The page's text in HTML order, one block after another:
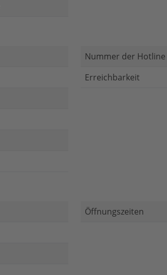
Nummer der Hotline
Erreichbarkeit
Öffnungszeiten